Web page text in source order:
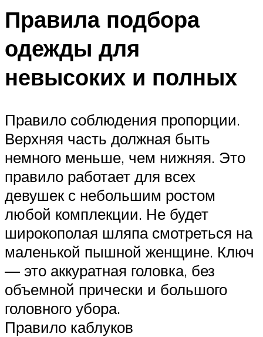
Правила подбора
одежды для
невысоких и полных
Правило соблюдения пропорции.
Верхняя часть должная быть
немного меньше, чем нижняя. Это
правило работает для всех
девушек с небольшим ростом
любой комплекции. Не будет
широкополая шляпа смотреться на
маленькой пышной женщине. Ключ
— это аккуратная головка, без
объемной прически и большого
головного убора.
Правило каблуков